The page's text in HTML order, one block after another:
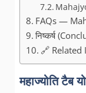
FAQs —
निष्कर्ष
🔗 Related
महाज्योति